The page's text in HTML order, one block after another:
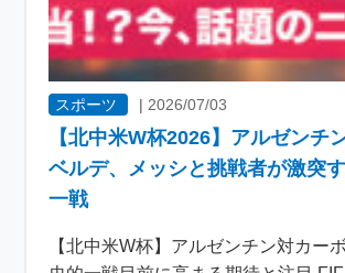
スポーツ | 2026/07/03
【北中米W杯2026】アルゼンチ
ベルデ、メッシと挑戦者が激突
一戦
【北中米W杯】アルゼンチン対カー